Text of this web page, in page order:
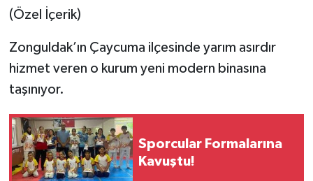
(Özel İçerik)
Zonguldak’ın Çaycuma ilçesinde yarım asırdır
hizmet veren o kurum yeni modern binasına
taşınıyor.
Sporcular Formalarına
Kavuştu!